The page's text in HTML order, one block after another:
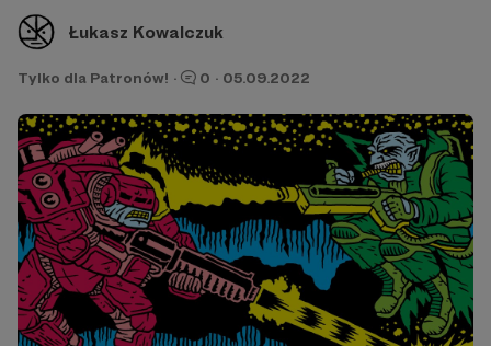
Łukasz Kowalczuk
Tylko dla Patronów! · 0 · 05.09.2022